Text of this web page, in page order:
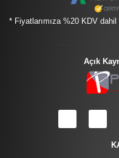
* Fiyatlarımıza %20 KDV
Açık